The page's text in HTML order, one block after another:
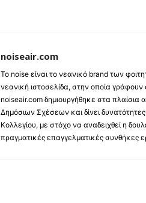
noiseair.com
Το noise είναι το νεανικό brand των
νεανική ιστοσελίδα, στην οποία
noiseair.com δημιουργήθηκε στα πλαίσια
Δημόσιων Σχέσεων και δίνει
Κολλεγίου, με στόχο να αναδειχθεί η
πραγματικές επαγγελματικές συνθήκες